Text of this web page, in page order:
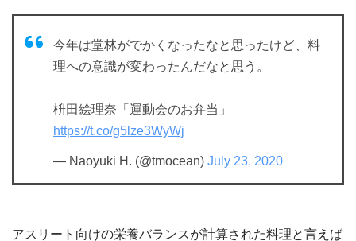
今年は堂林がでかくなったなと思ったけど、料
理への意識が変わったんだなと思う。
枡田絵理奈「運動会のお弁当」
https://t.co/g5lze3WyWj
— Naoyuki H. (@tmocean) July 23, 2020
アスリート向けの栄養バランスが計算された料理と言えば